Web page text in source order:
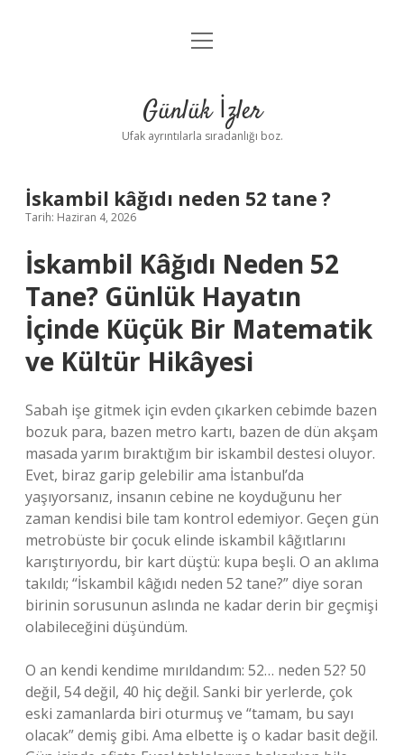
Anasayfa
Yasal Uyarı
menüyü
Günlük İzler
Ufak ayrıntılarla sıradanlığı boz.
İskambil kâğıdı neden 52 tane ?
Tarih: Haziran 4, 2026
İskambil Kâğıdı Neden 52
Tane? Günlük Hayatın
İçinde Küçük Bir Matematik
ve Kültür Hikâyesi
Sabah işe gitmek için evden çıkarken cebimde bazen
bozuk para, bazen metro kartı, bazen de dün akşam
masada yarım bıraktığım bir iskambil destesi oluyor.
Evet, biraz garip gelebilir ama İstanbul’da
yaşıyorsanız, insanın cebine ne koyduğunu her
zaman kendisi bile tam kontrol edemiyor. Geçen gün
metrobüste bir çocuk elinde iskambil kâğıtlarını
karıştırıyordu, bir kart düştü: kupa beşli. O an aklıma
takıldı; “İskambil kâğıdı neden 52 tane?” diye soran
birinin sorusunun aslında ne kadar derin bir geçmişi
olabileceğini düşündüm.
O an kendi kendime mırıldandım: 52… neden 52? 50
değil, 54 değil, 40 hiç değil. Sanki bir yerlerde, çok
eski zamanlarda biri oturmuş ve “tamam, bu sayı
olacak” demiş gibi. Ama elbette iş o kadar basit değil.